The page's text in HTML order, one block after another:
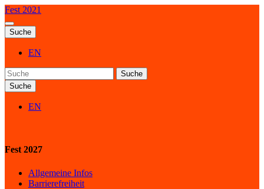
Fest 2021
Suche
EN
Suche
Suche
EN
Fest 2027
Allgemeine Infos
Barrierefreiheit